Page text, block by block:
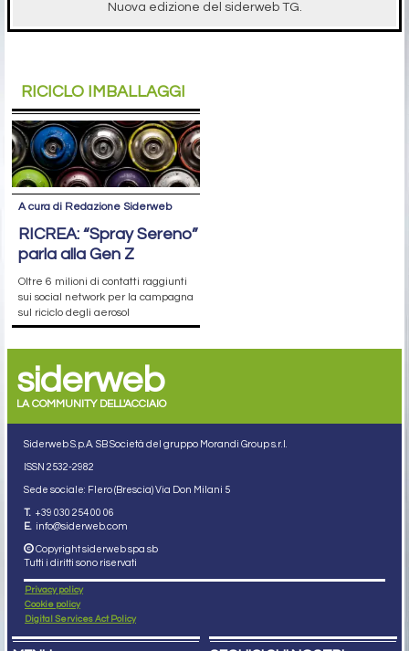
Nuova edizione del siderweb TG.
RICICLO IMBALLAGGI
A cura di Redazione Siderweb
RICREA: “Spray Sereno”
parla alla Gen Z
Oltre 6 milioni di contatti raggiunti
sui social network per la campagna
sul riciclo degli aerosol
siderweb
LA COMMUNITY DELL'ACCIAIO
Siderweb S.p.A. SB Società del gruppo Morandi Group s.r.l.
ISSN 2532-2982
Sede sociale: Flero (Brescia) Via Don Milani 5
T. +39 030 254 00 06
E. info@siderweb.com
Copyright siderweb spa sb
Tutti i diritti sono riservati
Privacy policy
Cookie policy
Digital Services Act Policy